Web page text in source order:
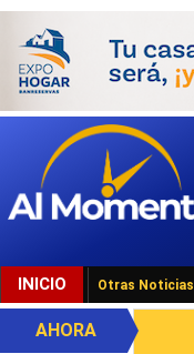
INICIO Otras Noticias
AHORA